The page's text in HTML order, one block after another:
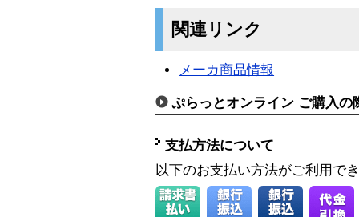
関連リンク
メーカ商品情報
ぷらっとオンライン ご購入の
支払方法について
以下のお支払い方法がご利用で